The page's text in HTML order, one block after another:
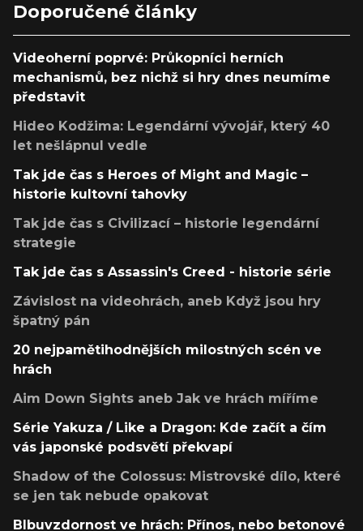
Doporučené články
Videoherní poprvé: Průkopníci herních
mechanismů, bez nichž si hry dnes neumíme
představit
Hideo Kodžima: Legendární vývojář, který 40
let nešlápnul vedle
Tak jde čas s Heroes of Might and Magic –
historie kultovní tahovky
Tak jde čas s Civilizací – historie legendární
strategie
Tak jde čas s Assassin's Creed - historie série
Závislost na videohrách, aneb Když jsou hry
špatný pán
20 nejpamětihodnějších milostných scén ve
hrách
Aim Down Sights aneb Jak ve hrách míříme
Série Yakuza / Like a Dragon: Kde začít a čím
vás japonské podsvětí překvapí
Shadow of the Colossus: Mistrovské dílo, které
se jen tak nebude opakovat
Blbuvzdornost ve hrách: Přínos, nebo betonové